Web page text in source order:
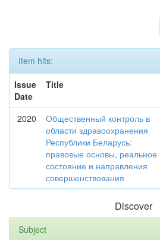
Item hits:
Issue
Date
Title
2020
Общественный контроль в
области здравоохранения
Республики Беларусь:
правовые основы, реальное
состояние и направления
совершенствования
Discover
Subject